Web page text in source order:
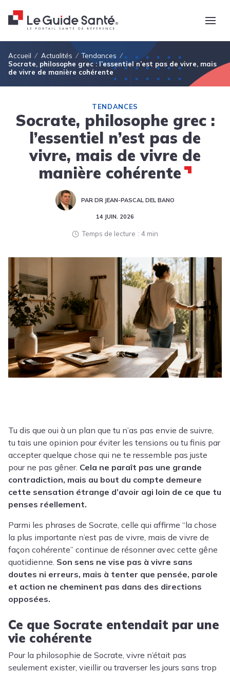
Fil d'Ariane
Accueil Actualités
Tendances
Socrate, philosophe grec : l’essentiel n’est pas de vivre, mais
de vivre de manière cohérente
TENDANCES
Socrate, philosophe grec :
l’essentiel n’est pas de
vivre, mais de vivre de
manière cohérente
PAR DR JEAN-PASCAL DEL BANO
14 JUIN. 2026
Temps de lecture 4 min
Tu dis que oui à un plan que tu n’as pas envie de suivre,
tu tais une opinion pour éviter les tensions ou tu finis par
accepter quelque chose qui ne te ressemble pas juste
pour ne pas gêner. Cela ne paraît pas une grande
contradiction, mais au bout du compte demeure
cette sensation étrange d’avoir agi loin de ce que tu
penses réellement.
Parmi les phrases de Socrate, celle qui affirme “la chose
la plus importante n’est pas de vivre, mais de vivre de
façon cohérente” continue de résonner avec cette gêne
quotidienne. Son sens ne vise pas à vivre sans
doutes ni erreurs, mais à tenter que pensée, parole
et action ne cheminent pas dans des directions
opposées.
Ce que Socrate entendait par une
vie cohérente
Pour la philosophie de Socrate, vivre n’était pas
seulement exister, vieillir ou traverser les jours sans trop